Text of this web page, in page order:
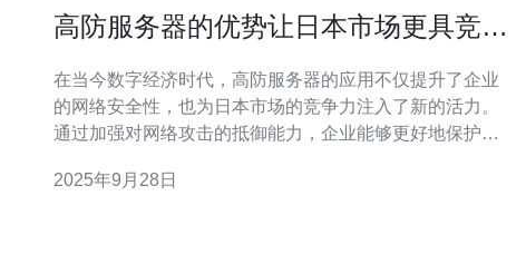
高防服务器的优势让日本市场更具竞争
在当今数字经济时代，高防服务器的应用不仅提升了企业
的网络安全性，也为日本市场的竞争力注入了新的活力。
通过加强对网络攻击的抵御能力，企业能够更好地保护其
日本这样一个高度依赖互联网的市场中，选择合适的服务
2025年9月28日